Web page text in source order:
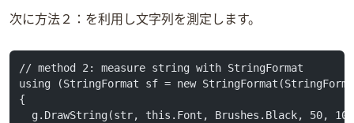
次に方法２：StringFormatを利用し文字列を測定します。
// method 2: measure string with StringFormat
using (StringFormat sf = new
{
g.DrawString(str, this.Font, Brushes.Black, 50,